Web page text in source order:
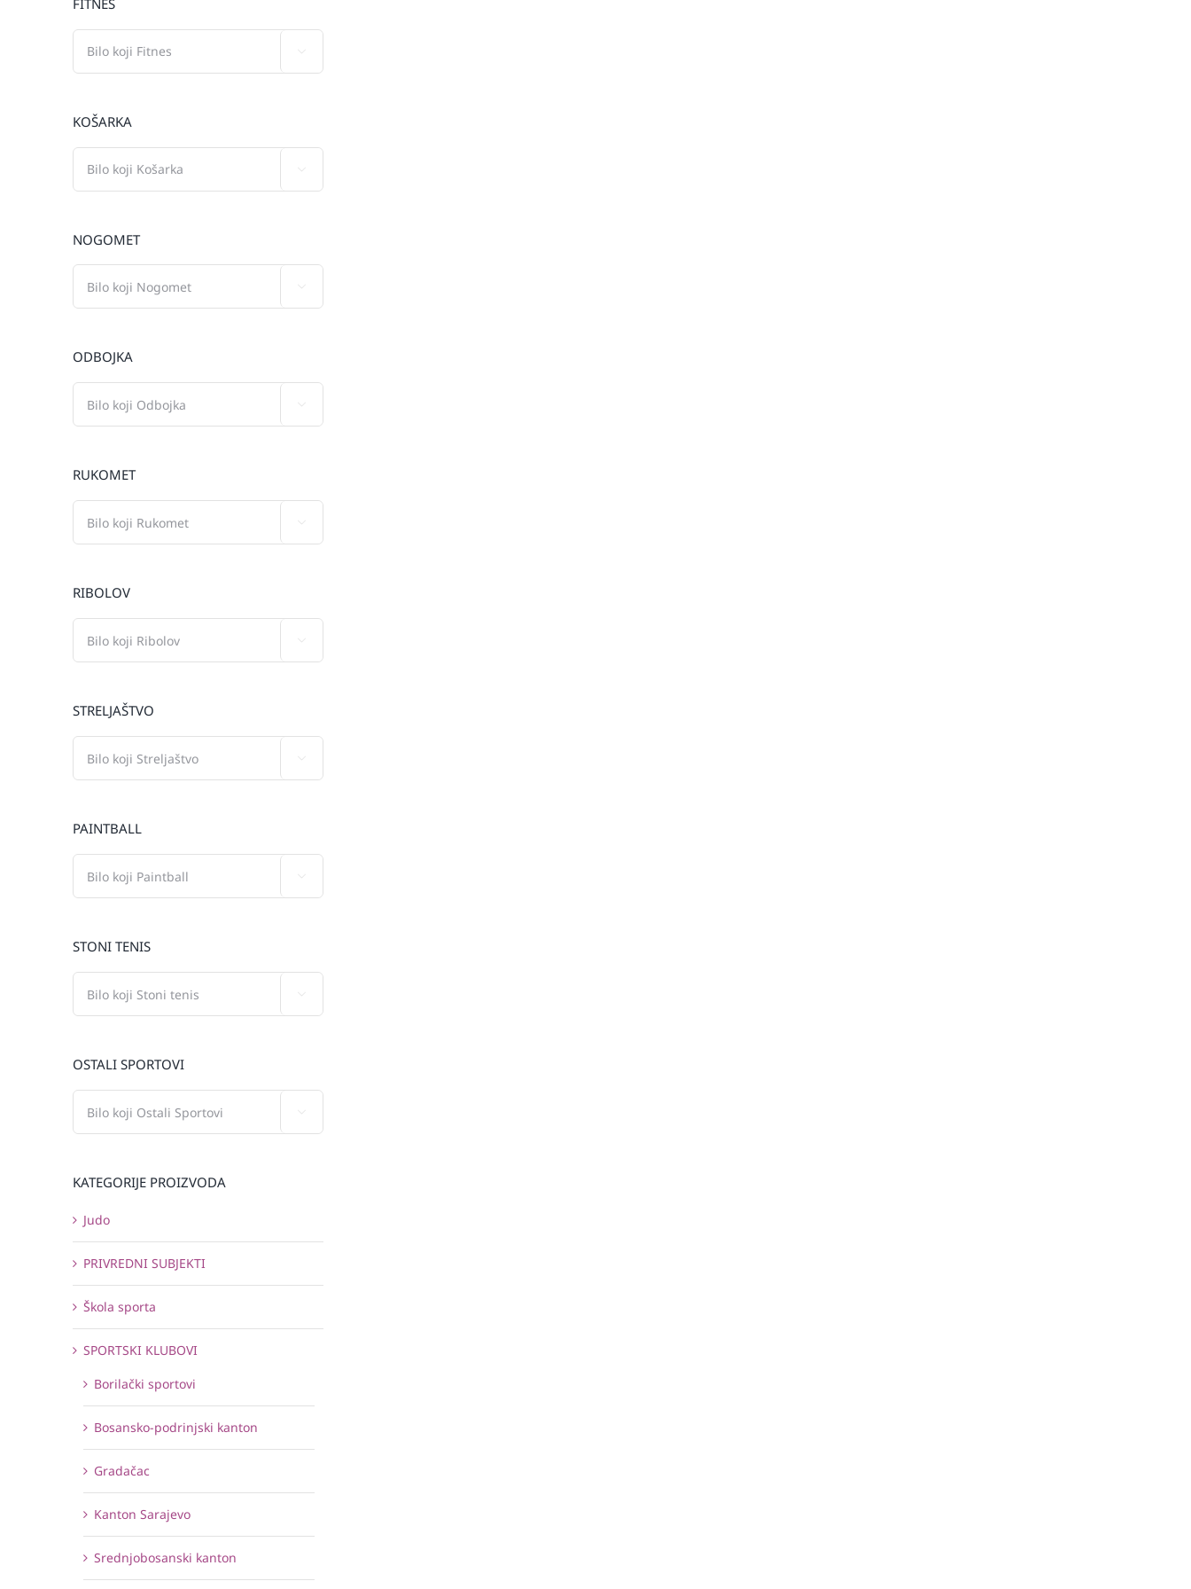
KOŠARKA
NOGOMET
ODBOJKA
RUKOMET
RIBOLOV
STRELJAŠTVO
PAINTBALL
STONI TENIS
OSTALI SPORTOVI
KATEGORIJE PROIZVODA
Judo
PRIVREDNI SUBJEKTI
Škola sporta
SPORTSKI KLUBOVI
Borilački sportovi
Bosansko-podrinjski kanton
Gradačac
Kanton Sarajevo
Srednjobosanski kanton